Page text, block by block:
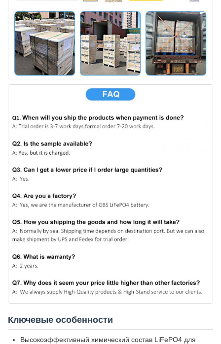
Ключевые особенности
Высокоэффективный химический состав LiFePO4 для